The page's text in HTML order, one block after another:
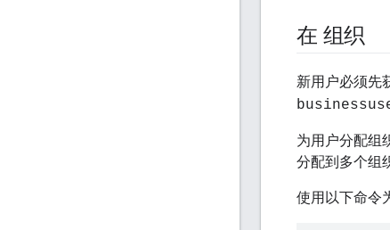
在 组织
新用户必须先
为用户分配组
分配到多个组
使用以下命令